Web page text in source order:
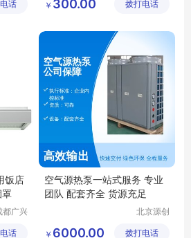
公司
话
有限公司
￥ 300.00 拨打电话
饭店
都广兴
限公
话
空气源热泵一站式服务 专业
团队 配套齐全 货源充足
北京源创
源科技有
￥ 6000.00 拨打电话